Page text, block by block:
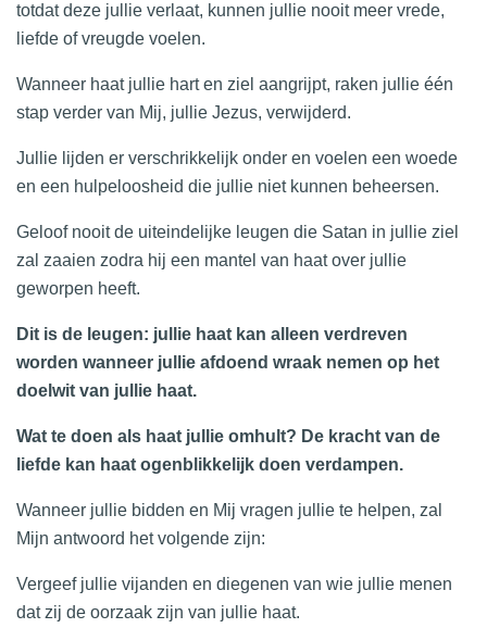
totdat deze jullie verlaat, kunnen jullie nooit meer vrede,
liefde of vreugde voelen.
Wanneer haat jullie hart en ziel aangrijpt, raken jullie één
stap verder van Mij, jullie Jezus, verwijderd.
Jullie lijden er verschrikkelijk onder en voelen een woede
en een hulpeloosheid die jullie niet kunnen beheersen.
Geloof nooit de uiteindelijke leugen die Satan in jullie ziel
zal zaaien zodra hij een mantel van haat over jullie
geworpen heeft.
Dit is de leugen: jullie haat kan alleen verdreven
worden wanneer jullie afdoend wraak nemen op het
doelwit van jullie haat.
Wat te doen als haat jullie omhult? De kracht van de
liefde kan haat ogenblikkelijk doen verdampen.
Wanneer jullie bidden en Mij vragen jullie te helpen, zal
Mijn antwoord het volgende zijn:
Vergeef jullie vijanden en diegenen van wie jullie menen
dat zij de oorzaak zijn van jullie haat.